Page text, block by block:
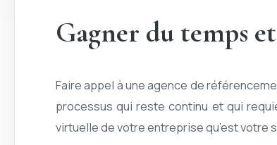
Gagner du temps
Faire appel à une agence de
processus qui reste continu et qui
virtuelle de votre entreprise qu’est votre